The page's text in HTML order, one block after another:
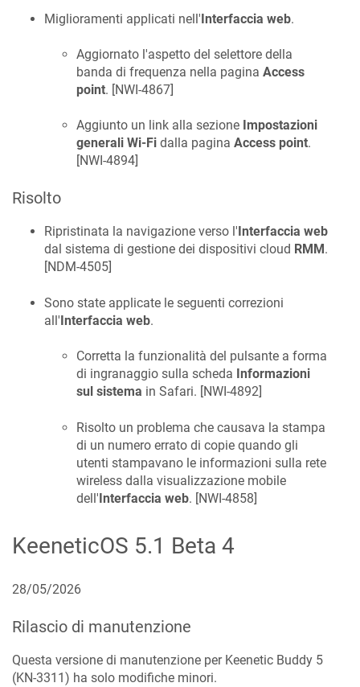
Miglioramenti applicati nell'Interfaccia web.
Aggiornato l'aspetto del selettore della
banda di frequenza nella pagina Access
point. [NWI-4867]
Aggiunto un link alla sezione Impostazioni
generali Wi-Fi dalla pagina Access point.
[NWI-4894]
Risolto
Ripristinata la navigazione verso l' Interfaccia web
dal sistema di gestione dei dispositivi cloud RMM .
[NDM-4505]
Sono state applicate le seguenti correzioni
all'Interfaccia web.
Corretta la funzionalità del pulsante a forma
di ingranaggio sulla scheda Informazioni
sul sistema in Safari. [NWI-4892]
Risolto un problema che causava la stampa
di un numero errato di copie quando gli
utenti stampavano le informazioni sulla rete
wireless dalla visualizzazione mobile
dell'Interfaccia web. [NWI-4858]
KeeneticOS 5.1 Beta 4
28/05/2026
Rilascio di manutenzione
Questa versione di manutenzione per Keenetic Buddy 5
(KN-3311 ) ha solo modifiche minori.